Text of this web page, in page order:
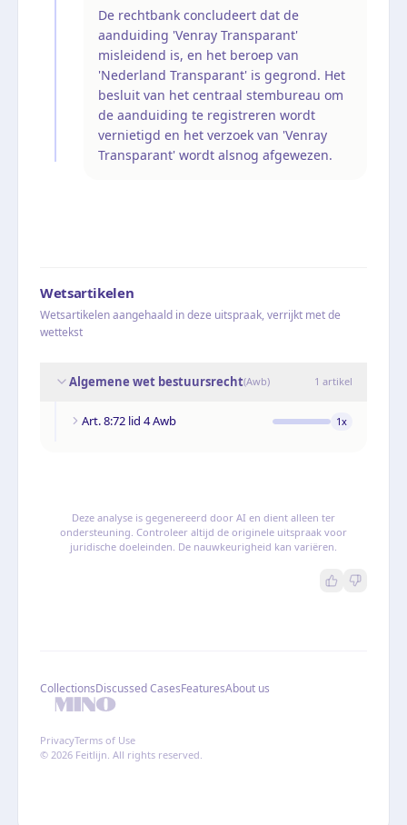
De rechtbank concludeert dat de
aanduiding 'Venray Transparant'
misleidend is, en het beroep van
'Nederland Transparant' is gegrond. Het
besluit van het centraal stembureau om
de aanduiding te registreren wordt
vernietigd en het verzoek van 'Venray
Transparant' wordt alsnog afgewezen.
Wetsartikelen
Wetsartikelen aangehaald in deze uitspraak, verrijkt met de
wettekst
Algemene wet bestuursrecht(Awb) 1 artikel
Art. 8:72 lid 4 Awb 1x
Deze analyse is gegenereerd door AI en dient alleen ter
ondersteuning. Controleer altijd de originele uitspraak voor
juridische doeleinden. De nauwkeurigheid kan variëren.
CollectionsDiscussed CasesFeaturesAbout us
PrivacyTerms of Use
© 2026 Feitlijn. All rights reserved.